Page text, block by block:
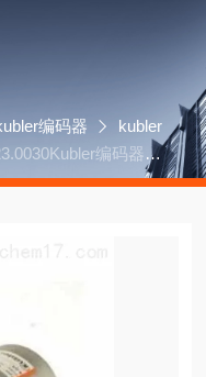
编码器
kubler
编码器8.